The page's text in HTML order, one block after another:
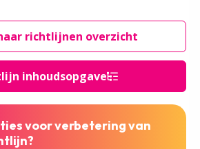
inhoudsopgave
richtlijnen overzicht
voor verbetering van